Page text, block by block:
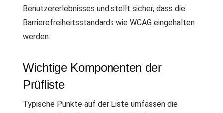
Benutzererlebnisses und stellt sicher, dass die
Barrierefreiheitsstandards wie WCAG eingehalten
werden.
Wichtige Komponenten der
Prüfliste
Typische Punkte auf der Liste umfassen die